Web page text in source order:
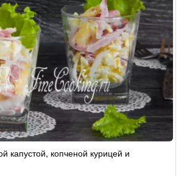
капустой, копченой курицей и